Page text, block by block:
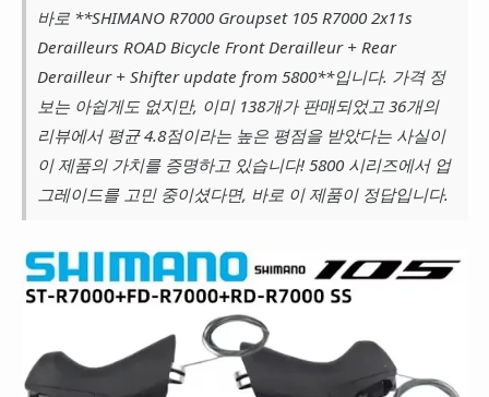
바로 **SHIMANO R7000 Groupset 105 R7000 2x11s
Derailleurs ROAD Bicycle Front Derailleur + Rear
Derailleur + Shifter update from 5800**입니다. 가격 정
보는 아쉽게도 없지만, 이미 138개가 판매되었고 36개의
리뷰에서 평균 4.8점이라는 높은 평점을 받았다는 사실이
이 제품의 가치를 증명하고 있습니다! 5800 시리즈에서 업
그레이드를 고민 중이셨다면, 바로 이 제품이 정답입니다.